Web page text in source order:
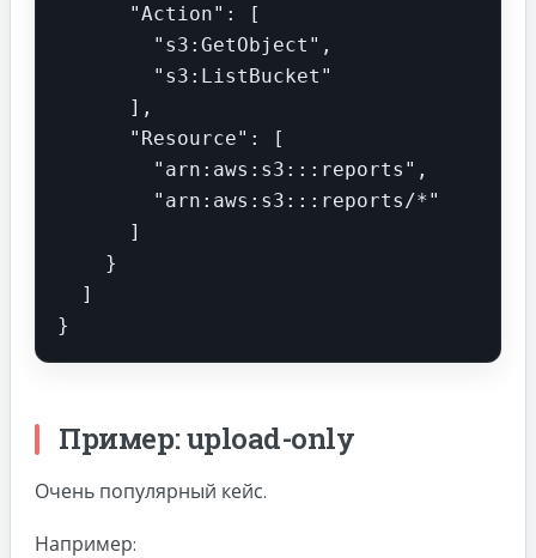
      "Action": [
        "s3:GetObject",
        "s3:ListBucket"
      ],
      "Resource": [
        "arn:aws:s3:::reports",
        "arn:aws:s3:::reports/*"
      ]
    }
  ]
}
Пример: upload-only
Очень популярный кейс.
Например: